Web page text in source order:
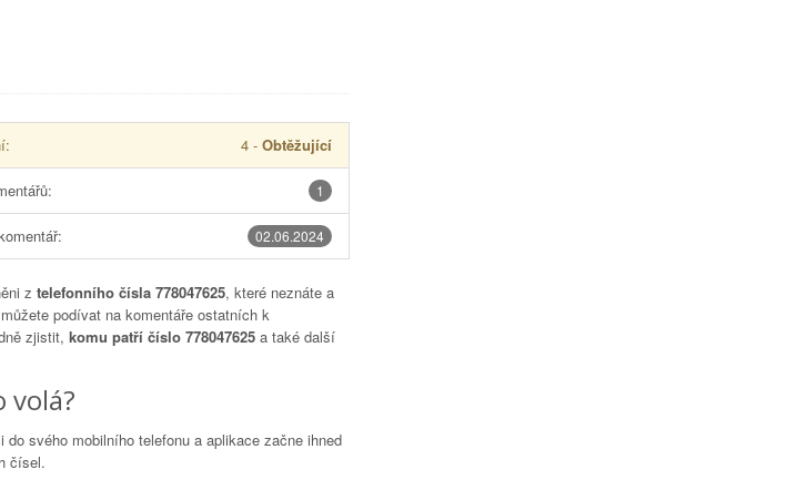
4- Obtěžující
1
02.06.2024
z telefonního čísla 778047625, které neznáte a
podívat na komentáře ostatních k
zjistit, komu patří číslo 778047625 a také další
volá?
svého mobilního telefonu a aplikace začne ihned
čísel.